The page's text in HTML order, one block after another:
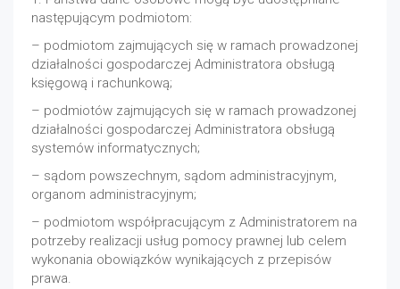
następującym podmiotom:
– podmiotom zajmujących się w ramach prowadzonej
działalności gospodarczej Administratora obsługą
księgową i rachunkową;
– podmiotów zajmujących się w ramach prowadzonej
działalności gospodarczej Administratora obsługą
systemów informatycznych;
– sądom powszechnym, sądom administracyjnym,
organom administracyjnym;
– podmiotom współpracującym z Administratorem na
potrzeby realizacji usług pomocy prawnej lub celem
wykonania obowiązków wynikających z przepisów
prawa.